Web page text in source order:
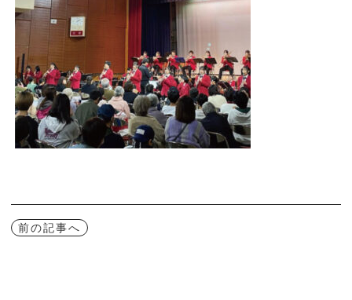
前の記事へ